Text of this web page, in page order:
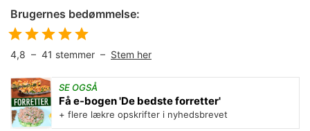
Brugernes bedømmelse:
4,8 – 41 stemmer – Stem her
SE OGSÅ
Få e-bogen 'De bedste forretter'
+ flere lækre opskrifter i nyhedsbrevet